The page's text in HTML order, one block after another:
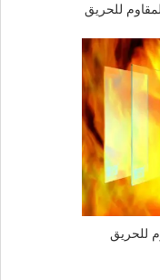
للحريق
للحريق